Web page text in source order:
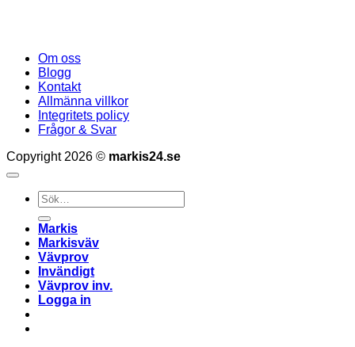
Om oss
Blogg
Kontakt
Allmänna villkor
Integritets policy
Frågor & Svar
Copyright 2026 © markis24.se
Sök
efter:
Markis
Markisväv
Vävprov
Invändigt
Vävprov inv.
Logga in